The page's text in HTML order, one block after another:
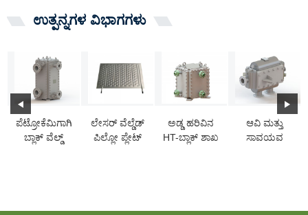
ಉತ್ಪನ್ನಗಳ ವಿಭಾಗಗಳು
ಪೆಟ್ರೋಕೆಮಿಗಾಗಿ
ಬ್ಲಾಕ್ ವೆಲ್ಡ್
ಲೇಸರ್ ವೆಲ್ಡೆಡ್
ಪಿಲ್ಲೋ ಪ್ಲೇಟ್
ಅಡ್ಡ ಹರಿವಿನ
HT-ಬ್ಲಾಕ್ ಶಾಖ
ಆವಿ ಮತ್ತು
ಸಾವಯವ